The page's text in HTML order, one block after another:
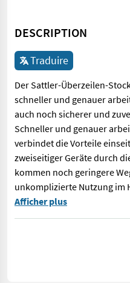
DESCRIPTION
Traduire
Der Sattler-Überzeilen-
schneller und genauer
auch noch sicherer und
Schneller und genauer
verbindet die Vorteile
zweiseitiger Geräte durch
kommen noch geringere
unkomplizierte Nutzung im
Der Sattler-Überzeilen-
Afficher plus